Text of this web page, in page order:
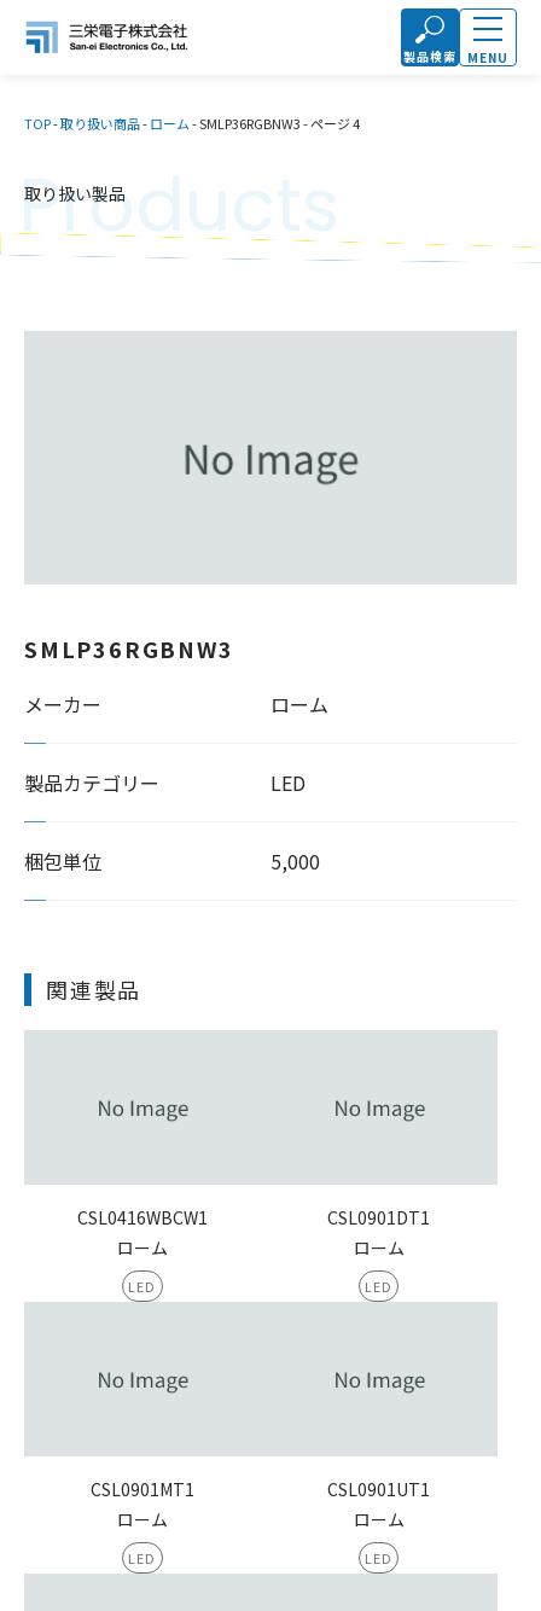
製品検索 MENU
TOP-取り扱い商品-ローム-SMLP36RGBNW3-ページ 4
取り扱い製品
Products
SMLP36RGBNW3
メーカー ローム
製品カテゴリー LED
梱包単位 5,000
関連製品
CSL0416WBCW1
ローム
LED
CSL0901DT1
ローム
LED
CSL0901MT1
ローム
LED
CSL0901UT1
ローム
LED